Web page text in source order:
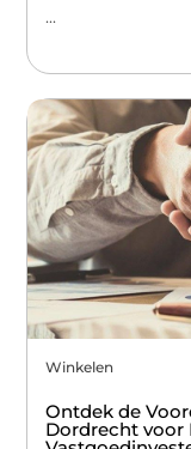
...
Winkelen
Ontdek de
Dordrecht voor